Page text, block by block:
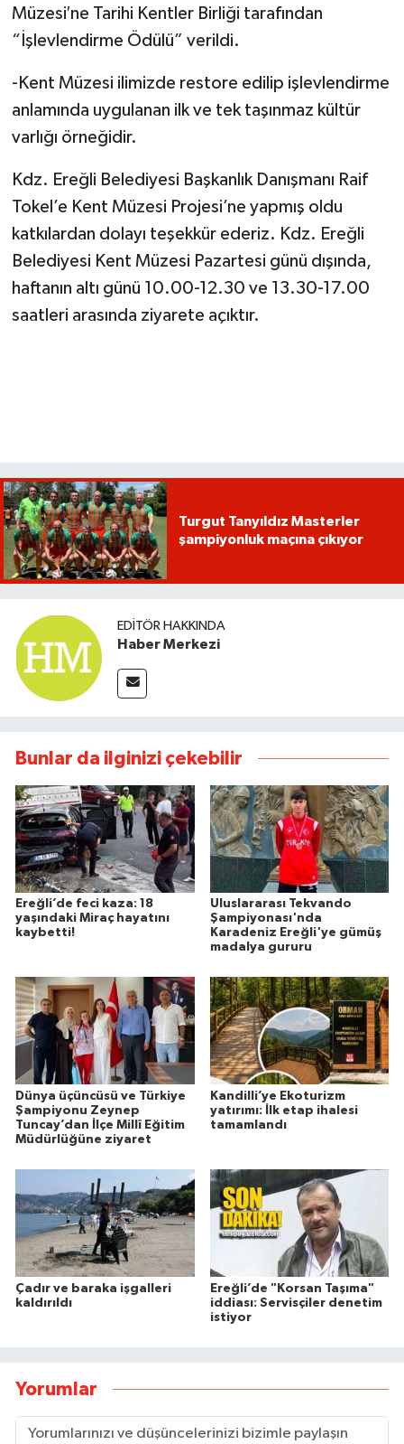
Müzesi′ne Tarihi Kentler Birliği tarafından
“İşlevlendirme Ödülü” verildi.
-Kent Müzesi ilimizde restore edilip işlevlendirme
anlamında uygulanan ilk ve tek taşınmaz kültür
varlığı örneğidir.
Kdz. Ereğli Belediyesi Başkanlık Danışmanı Raif
Tokel’e Kent Müzesi Projesi’ne yapmış oldu
katkılardan dolayı teşekkür ederiz. Kdz. Ereğli
Belediyesi Kent Müzesi Pazartesi günü dışında,
haftanın altı günü 10.00-12.30 ve 13.30-17.00
saatleri arasında ziyarete açıktır.
Turgut Tanyıldız Masterler
şampiyonluk maçına çıkıyor
EDITÖR HAKKINDA
Haber Merkezi
Bunlar da ilginizi çekebilir
Ereğli’de feci kaza: 18
yaşındaki Miraç hayatını
kaybetti!
Uluslararası Tekvando
Şampiyonası'nda
Karadeniz Ereğli'ye gümüş
madalya gururu
Dünya üçüncüsü ve Türkiye
Şampiyonu Zeynep
Tuncay’dan İlçe Millî Eğitim
Müdürlüğüne ziyaret
Kandilli’ye Ekoturizm
yatırımı: İlk etap ihalesi
tamamlandı
Çadır ve baraka işgalleri
kaldırıldı
Ereğli’de "Korsan Taşıma"
iddiası: Servisçiler denetim
istiyor
Yorumlar